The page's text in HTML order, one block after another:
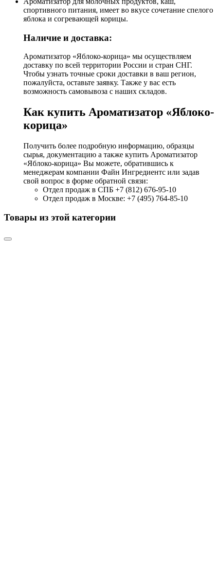
спортивного питания, имеет во вкусе сочетание спелого
яблока и согревающей корицы.
Наличие и доставка:
Ароматизатор «Яблоко-корица» мы осуществляем
доставку по всей территории России и стран СНГ.
Чтобы узнать точные сроки доставки в ваш регион,
пожалуйста, оставьте заявку. Также у вас есть
возможность самовывоза с наших складов.
Как купить Ароматизатор «Яблоко-
корица»
Получить более подробную информацию, образцы
сырья, документацию а также купить Ароматизатор
«Яблоко-корица» Вы можете, обратившись к
менеджерам компании Файн Ингредиентс или задав
свой вопрос в форме обратной связи:
Отдел продаж в СПБ +7 (812) 676-95-10
Отдел продаж в Москве: +7 (495) 764-85-10
Товары из этой категории